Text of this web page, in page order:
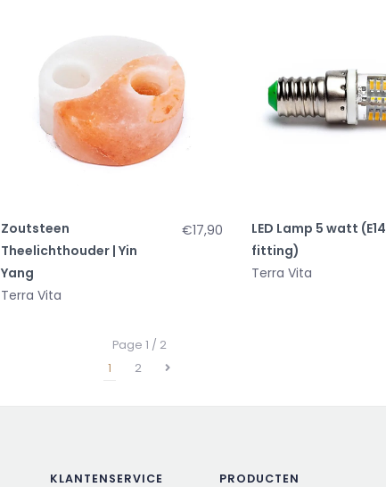
Zoutsteen
Theelichthouder | Yin
Yang
Terra Vita
€17,90
LED Lamp 5 watt (E14
fitting)
Terra Vita
Page 1 / 2
1
2
KLANTENSERVICE PRODUCTEN